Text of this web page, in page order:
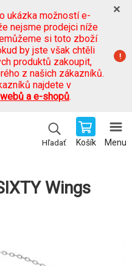
ukázka možností e-
nejsme prodejci níže
si toto zboží
by jste však chtěli
produktů zakoupit,
z našich zákazníků.
najdete v
a e-shopů.
Hľadať Košík Menu
Wings